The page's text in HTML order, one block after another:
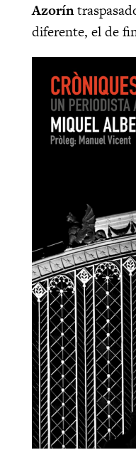
Azorín
diferente, el de